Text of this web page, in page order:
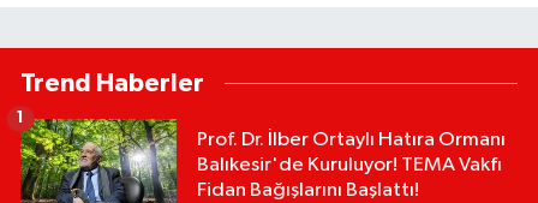
Trend Haberler
Prof. Dr. İlber Ortaylı Hatıra Ormanı
Balıkesir'de Kuruluyor! TEMA Vakfı
Fidan Bağışlarını Başlattı!
1